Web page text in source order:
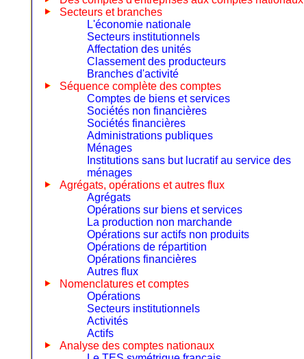
Secteurs et branches
L'économie nationale
Secteurs institutionnels
Affectation des unités
Classement des producteurs
Branches d'activité
Séquence complète des comptes
Comptes de biens et services
Sociétés non financières
Sociétés financières
Administrations publiques
Ménages
Institutions sans but lucratif au service des
ménages
Agrégats, opérations et autres flux
Agrégats
Opérations sur biens et services
La production non marchande
Opérations sur actifs non produits
Opérations de répartition
Opérations financières
Autres flux
Nomenclatures et comptes
Opérations
Secteurs institutionnels
Activités
Actifs
Analyse des comptes nationaux